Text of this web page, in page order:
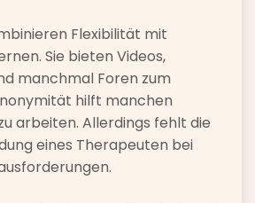
Flexibilität mit
Sie bieten Videos,
manchmal Foren zum
hilft manchen
arbeiten. Allerdings fehlt die
eines Therapeuten bei